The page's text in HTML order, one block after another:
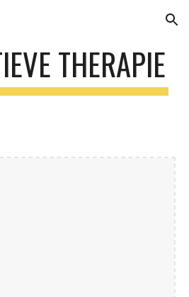
Skip to navigation
THERAPIE